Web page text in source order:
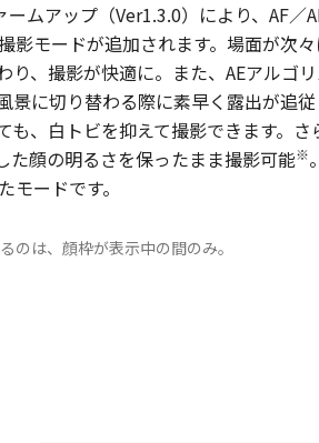
ームアップ（Ver1.3.0）により、AF／
影モードが追加されます。場面が次
り、撮影が快適に。また、AEアルゴ
景に切り替わる際に素早く露出が追
も、白トビを抑えて撮影できます。
た顔の明るさを保ったまま撮影可能※
ードです。
のは、顔枠が表示中の間のみ。